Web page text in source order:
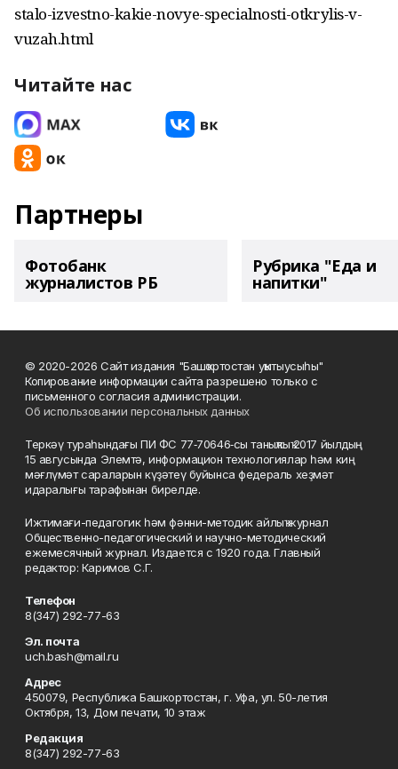
stalo-izvestno-kakie-novye-specialnosti-otkrylis-v-
vuzah.html
Читайте нас
Партнеры
Фотобанк
журналистов РБ
Рубрика "Еда и
напитки"
© 2020-2026 Сайт издания "Башҡортостан уҡытыусыһы"
Копирование информации сайта разрешено только с
письменного согласия администрации.
Об использовании персональных данных
Теркәү тураһындағы ПИ ФС 77‑70646‑сы таныҡлыҡ 2017 йылдың
15 авгусында Элемтә, информацион технологиялар һәм киң
мәғлүмәт сараларын күҙәтеү буйынса федераль хеҙмәт
идаралығы тарафынан бирелде.
Ижтимағи-педагогик һәм фәнни-методик айлыҡ журнал
Общественно-педагогический и научно-методический
ежемесячный журнал. Издается с 1920 года. Главный
редактор: Каримов С.Г.
Телефон
8(347) 292-77-63
Эл. почта
uch.bash@mail.ru
Адрес
450079, Республика Башкортостан, г. Уфа, ул. 50-летия
Октября, 13, Дом печати, 10 этаж
Редакция
8(347) 292-77-63